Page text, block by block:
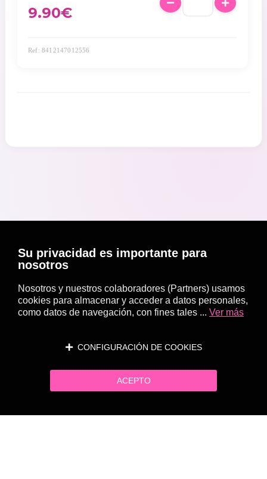
9.90€
Ref: 8412147012556
Su privacidad es importante para
nosotros
Nosotros y nuestros colaboradores (Partners) usamos
cookies para almacenar y acceder a datos personales,
como datos de navegación, con fines tales ... Ver más
CONFIGURACIÓN DE COOKIES
ACEPTO